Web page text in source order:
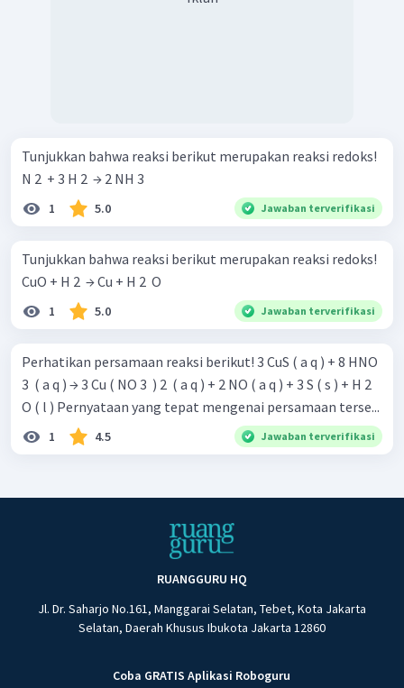
Tunjukkan bahwa reaksi berikut merupakan reaksi redoks!
N 2 ​ + 3 H 2 ​ → 2 NH 3 ​
1 5.0 Jawaban terverifikasi
Tunjukkan bahwa reaksi berikut merupakan reaksi redoks!
CuO + H 2 ​ → Cu + H 2 ​ O
1 5.0 Jawaban terverifikasi
Perhatikan persamaan reaksi berikut! 3 CuS ( a q ) + 8 HNO
3 ​ ( a q ) → 3 Cu ( NO 3 ​ ) 2 ​ ( a q ) + 2 NO ( a q ) + 3 S ( s ) + H 2 ​
O ( l ) Pernyataan yang tepat mengenai persamaan terse...
1 4.5 Jawaban terverifikasi
RUANGGURU HQ
Jl. Dr. Saharjo No.161, Manggarai Selatan, Tebet, Kota Jakarta
Selatan, Daerah Khusus Ibukota Jakarta 12860
Coba GRATIS Aplikasi Roboguru